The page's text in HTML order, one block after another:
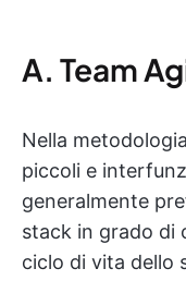
A. Team
Nella
piccoli e
generalmente
stack in grado di
ciclo di vita dello